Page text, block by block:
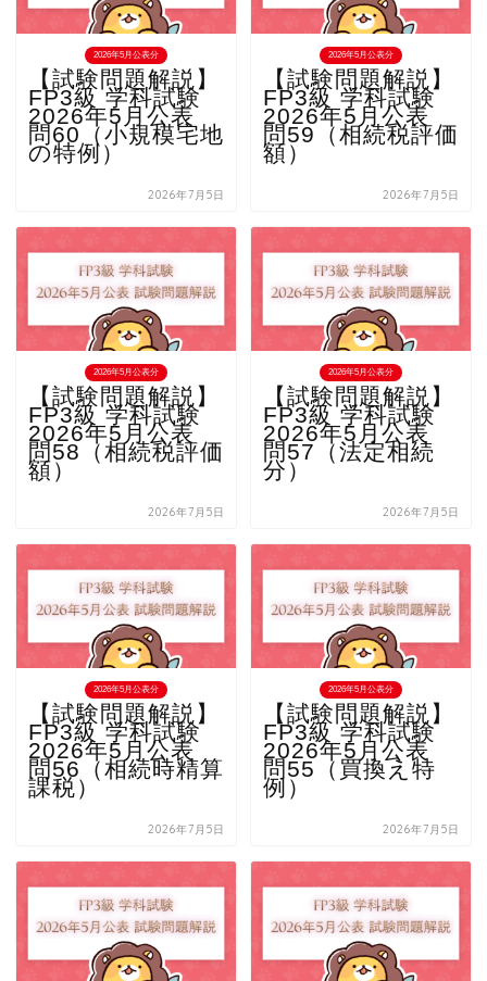
2026年5月公表分
【試験問題解説】
FP3級 学科試験
2026年5月公表
問60（小規模宅地
の特例）
2026年7月5日
2026年5月公表分
【試験問題解説】
FP3級 学科試験
2026年5月公表
問59（相続税評価
額）
2026年7月5日
2026年5月公表分
【試験問題解説】
FP3級 学科試験
2026年5月公表
問58（相続税評価
額）
2026年7月5日
2026年5月公表分
【試験問題解説】
FP3級 学科試験
2026年5月公表
問57（法定相続
分）
2026年7月5日
2026年5月公表分
【試験問題解説】
FP3級 学科試験
2026年5月公表
問56（相続時精算
課税）
2026年7月5日
2026年5月公表分
【試験問題解説】
FP3級 学科試験
2026年5月公表
問55（買換え特
例）
2026年7月5日